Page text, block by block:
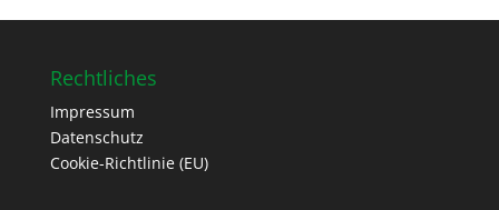
Rechtliches
Impressum
Datenschutz
Cookie-Richtlinie (EU)